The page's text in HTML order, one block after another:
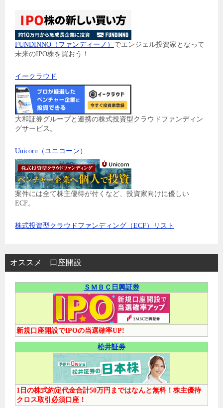
FUNDINNO（ファンディーノ） でエンジェル投資家となって
未来のIPO株を買おう！
イークラウド
大和証券グループと連携の株式投資型クラウドファンディン
グサービス。
Unicorn（ユニコーン）
案件には全て株主優待が付くなど、投資家向けに優しい
ECF。
株式投資型クラウドファンディング（ECF）リスト
オススメ 口座開設
ＳＭＢＣ日興証券
新規口座開設でIPOの当選確率UP!
松井証券
1日の株式約定代金合計50万円まではなんと無料！株主優待
クロス取引必須口座！